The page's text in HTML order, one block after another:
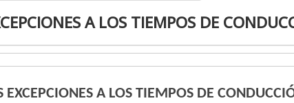
A LOS TIEMPOS DE
EXCEPCIONES A LOS TIEMPOS DE